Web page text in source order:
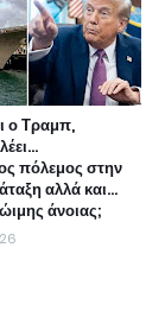
ο Τραμπ,
πόλεμος στην
αλλά και...
άνοιας;